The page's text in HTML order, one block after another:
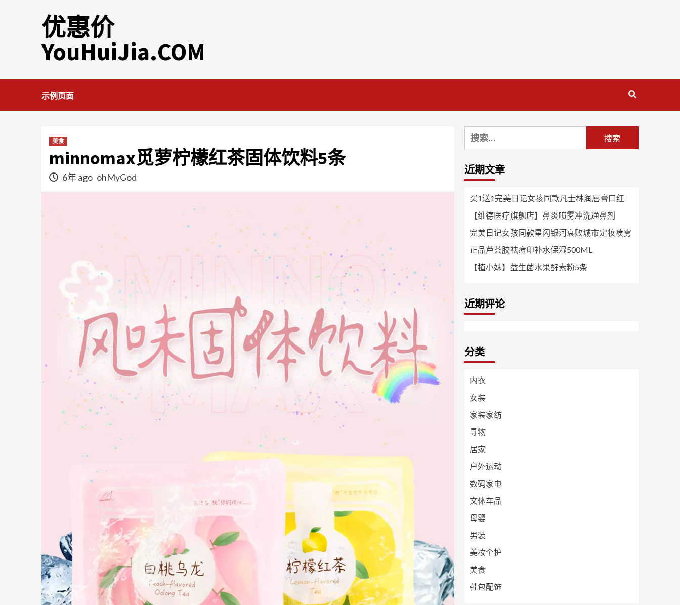
优惠价
YouHuiJia.COM
示例页面
美食
minnomax觅萝柠檬红茶固体饮料5条
6年 ago ohMyGod
搜
索：
近期文章
买1送1完美日记女孩同款凡士林润唇膏口红
【维德医疗旗舰店】鼻炎喷雾冲洗通鼻剂
完美日记女孩同款星闪银河衰败城市定妆喷雾
正品芦荟胶祛痘印补水保湿500ML
【植小妹】益生菌水果酵素粉5条
近期评论
分类
内衣
女装
家装家纺
寻物
居家
户外运动
数码家电
文体车品
母婴
男装
美妆个护
美食
鞋包配饰